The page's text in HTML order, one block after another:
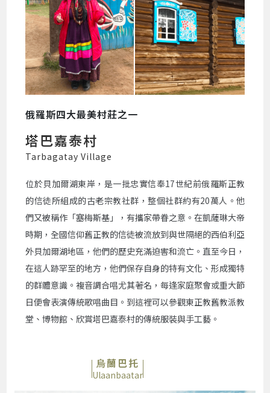
俄羅斯四大最美村莊之一
塔巴嘉泰村
Tarbagatay Village
位於貝加爾湖東岸，是一批忠實信奉17世紀前俄羅斯正教
的信徒所組成的古老宗教社群，整個社群約有20萬人。他
們又被稱作「塞梅斯基」，有攜家帶眷之意。在凱薩琳大帝
時期，全國信仰舊正教的信徒被流放到與世隔絕的西伯利亞
外貝加爾湖地區，他們的歷史充滿迫害和流亡。直至今日，
在這人跡罕至的地方，他們保存自身的特有文化、形成獨特
的群體意識。複音調合唱尤其著名，每逢家庭聚會或重大節
日便會表演傳統歌唱曲目。到這裡可以參觀東正教舊教派教
堂、博物館、欣賞塔巴嘉泰村的傳統服裝與手工藝。
烏蘭巴托
Ulaanbaatar